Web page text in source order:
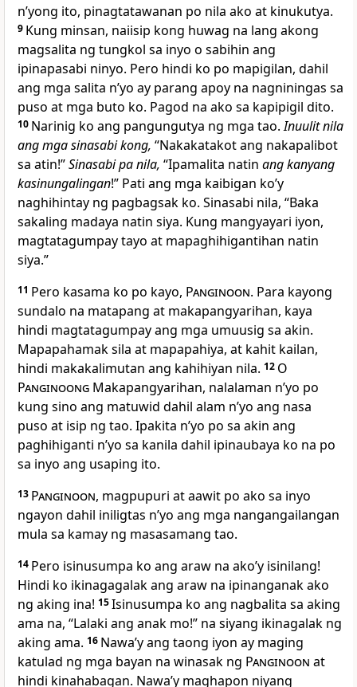
nʼyong ito, pinagtatawanan po nila ako at kinukutya.
9 Kung minsan, naiisip kong huwag na lang akong
magsalita ng tungkol sa inyo o sabihin ang
ipinapasabi ninyo. Pero hindi ko po mapigilan, dahil
ang mga salita nʼyo ay parang apoy na nagniningas sa
puso at mga buto ko. Pagod na ako sa kapipigil dito.
10 Narinig ko ang pangungutya ng mga tao.Inuulit nila
ang mga sinasabi kong, “Nakakatakot ang nakapalibot
sa atin!”Sinasabi pa nila, “Ipamalita natin ang kanyang
kasinungalingan!” Pati ang mga kaibigan koʼy
naghihintay ng pagbagsak ko. Sinasabi nila, “Baka
sakaling madaya natin siya. Kung mangyayari iyon,
magtatagumpay tayo at mapaghihigantihan natin
siya.”
11 Pero kasama ko po kayo, Panginoon. Para kayong
sundalo na matapang at makapangyarihan, kaya
hindi magtatagumpay ang mga umuusig sa akin.
Mapapahamak sila at mapapahiya, at kahit kailan,
hindi makakalimutan ang kahihiyan nila. 12 O
Panginoong Makapangyarihan, nalalaman nʼyo po
kung sino ang matuwid dahil alam nʼyo ang nasa
puso at isip ng tao. Ipakita nʼyo po sa akin ang
paghihiganti nʼyo sa kanila dahil ipinaubaya ko na po
sa inyo ang usaping ito.
13 Panginoon, magpupuri at aawit po ako sa inyo
ngayon dahil iniligtas nʼyo ang mga nangangailangan
mula sa kamay ng masasamang tao.
14 Pero isinusumpa ko ang araw na akoʼy isinilang!
Hindi ko ikinagagalak ang araw na ipinanganak ako
ng aking ina! 15Isinusumpa ko ang nagbalita sa aking
ama na, “Lalaki ang anak mo!” na siyang ikinagalak ng
aking ama. 16 Nawaʼy ang taong iyon ay maging
katulad ng mga bayan na winasak ng Panginoon at
hindi kinahabagan. Nawaʼy maghapon niyang